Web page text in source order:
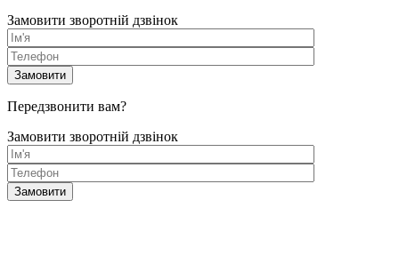
Замовити зворотній дзвінок
Передзвонити вам?
Замовити зворотній дзвінок